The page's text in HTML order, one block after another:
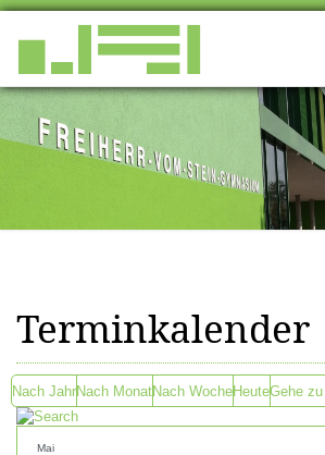
Terminkalender
Nach JahrNach MonatNach WocheHeuteGehe